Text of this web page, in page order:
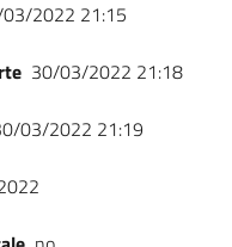
2022 21:15
30/03/2022 21:18
03/2022 21:19